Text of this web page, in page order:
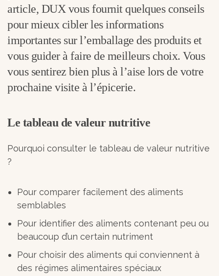
article, DUX vous fournit quelques conseils
pour mieux cibler les informations
importantes sur l’emballage des produits et
vous guider à faire de meilleurs choix. Vous
vous sentirez bien plus à l’aise lors de votre
prochaine visite à l’épicerie.
Le tableau de valeur nutritive
Pourquoi consulter le tableau de valeur nutritive
?
Pour comparer facilement des aliments
semblables
Pour identifier des aliments contenant peu ou
beaucoup d’un certain nutriment
Pour choisir des aliments qui conviennent à
des régimes alimentaires spéciaux